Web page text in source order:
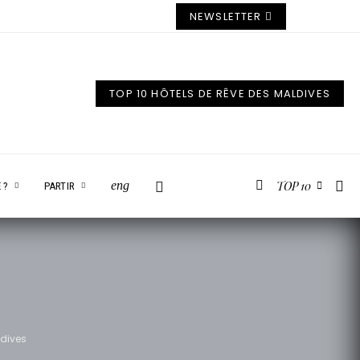
NEWSLETTER
TOP 10 HÔTELS DE RÊVE DES MALDIVES
? PARTIR eng TOP 10